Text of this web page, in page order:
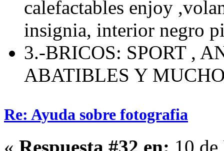
calefactables enjoy
insignia, interior negro
3.-BRICOS: SPORT ,
ABATIBLES Y
Re: Ayuda sobre fotografia
« Respuesta #32 en: 10